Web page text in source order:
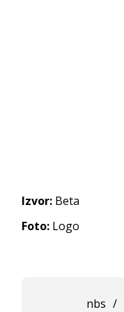
Izvor: Beta
Foto: Logo
nbs /